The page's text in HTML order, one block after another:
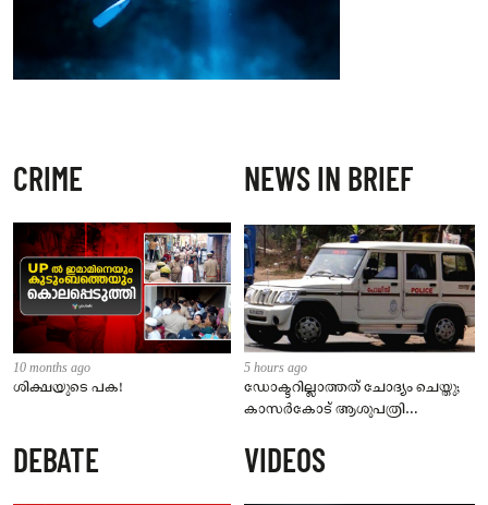
CRIME
10 months ago
ശിക്ഷയുടെ പക!
NEWS IN BRIEF
5 hours ago
ഡോക്ടറില്ലാത്തത് ചോദ്യം ചെയ്തു;
കാസർകോട് ആശുപത്രി
നാട്ടുകാർക്കെതിരെ കേസ്
DEBATE VIDEOS